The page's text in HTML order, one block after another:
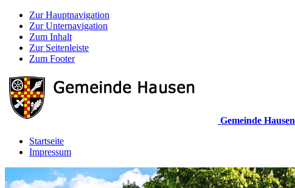
Zur Hauptnavigation
Zur Unternavigation
Zum Inhalt
Zur Seitenleiste
Zum Footer
Gemeinde Hausen
Startseite
Impressum